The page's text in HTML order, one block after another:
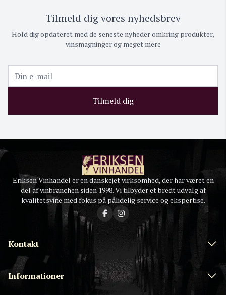
Tilmeld dig vores nyhedsbrev
Hold dig opdateret med de seneste nyheder omkring produkter,
vinsmagninger og meget mere
Tilmeld dig
Eriksen Vinhandel er en danskejet virksomhed, der har været en
del af vinbranchen siden 1998. Vi tilbyder et bredt udvalg af
kvalitetsvine med fokus på pålidelig service og ekspertise.
Kontakt
Informationer